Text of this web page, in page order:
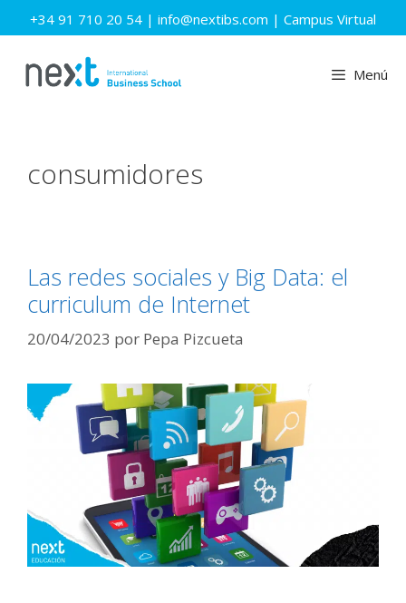
Saltar
al
+34 91 710 20 54 | info@nextibs.com | Campus Virtual
Menú
consumidores
Las redes sociales y Big Data: el
curriculum de Internet
20/04/2023 por Pepa Pizcueta